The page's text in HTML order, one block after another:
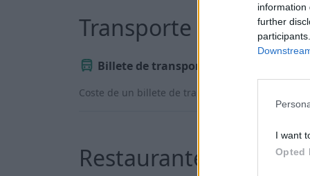
information
further
I want
Opted
Transporte
Billete de transporte público
Coste de un billete de transporte público de 1
Restaurantes y ocio